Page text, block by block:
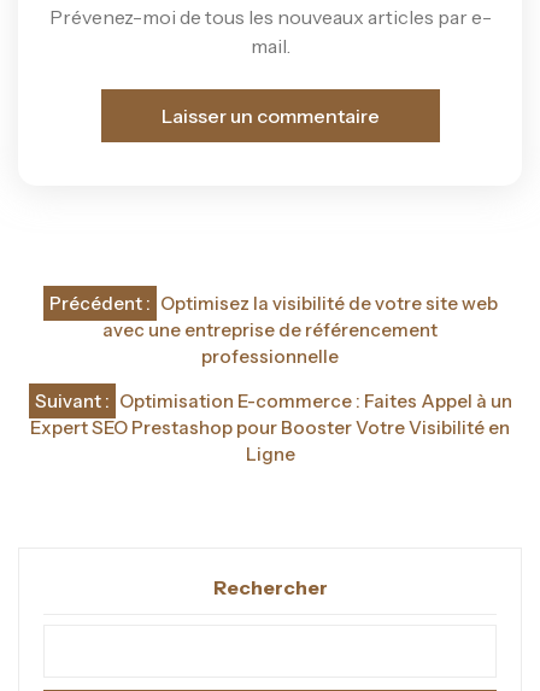
Prévenez-moi de tous les nouveaux articles par e-
mail.
Navigation
l’article
Précédent : Optimisez la visibilité de votre site web
avec une entreprise de référencement
professionnelle
Suivant : Optimisation E-commerce : Faites Appel à un
Expert SEO Prestashop pour Booster Votre Visibilité en
Ligne
Rechercher